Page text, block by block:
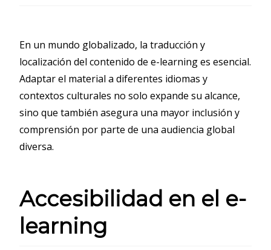
En un mundo globalizado, la traducción y
localización del contenido de e-learning es esencial.
Adaptar el material a diferentes idiomas y
contextos culturales no solo expande su alcance,
sino que también asegura una mayor inclusión y
comprensión por parte de una audiencia global
diversa.
Accesibilidad en el e-
learning